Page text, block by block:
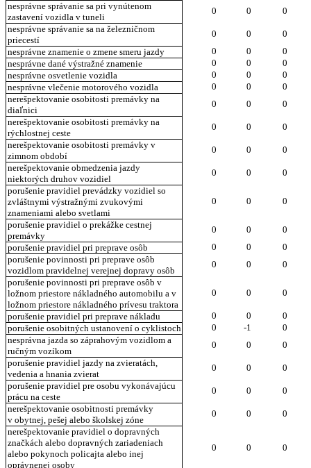
nesprávne správanie sa pri vynútenom
zastavení vozidla v tuneli
0 0
0
nesprávne správanie sa na železničnom
priecestí
0 0
0
nesprávne znamenie o zmene smeru jazdy
0 0
0
nesprávne dané výstražné znamenie
0 0
0
nesprávne osvetlenie vozidla
0 0
0
nesprávne vlečenie motorového vozidla
0 0
0
nerešpektovanie osobitosti premávky na
diaľnici
0 0
0
nerešpektovanie osobitosti premávky na
rýchlostnej ceste
0 0
0
nerešpektovanie osobitosti premávky v
zimnom období
0 0
0
nerešpektovanie obmedzenia jazdy
niektorých druhov vozidiel
0 0
0
porušenie pravidiel prevádzky vozidiel so
zvláštnymi výstražnými zvukovými
znameniami alebo svetlami
0 0 0
porušenie pravidiel o prekážke cestnej
premávky
0 0
0
porušenie pravidiel pri preprave osôb
0 0
0
porušenie povinnosti pri preprave osôb
vozidlom pravidelnej verejnej dopravy osôb
0 0
0
porušenie povinnosti pri preprave osôb v
ložnom priestore nákladného automobilu a v
ložnom priestore nákladného prívesu traktora
0 0 0
porušenie pravidiel pri preprave nákladu 0 0
0
porušenie osobitných ustanovení o cyklistoch
0 -1
0
nesprávna jazda so záprahovým vozidlom a
ručným vozíkom
0 0
0
porušenie pravidiel jazdy na zvieratách,
vedenia a hnania zvierat
0 0
0
porušenie pravidiel pre osobu vykonávajúcu
prácu na ceste
0 0
0
nerešpektovanie osobitnosti premávky
v obytnej, pešej alebo školskej zóne
0 0
0
nerešpektovanie pravidiel o dopravných
značkách alebo dopravných zariadeniach
alebo pokynoch policajta alebo inej
oprávnenej osoby
0 0 0